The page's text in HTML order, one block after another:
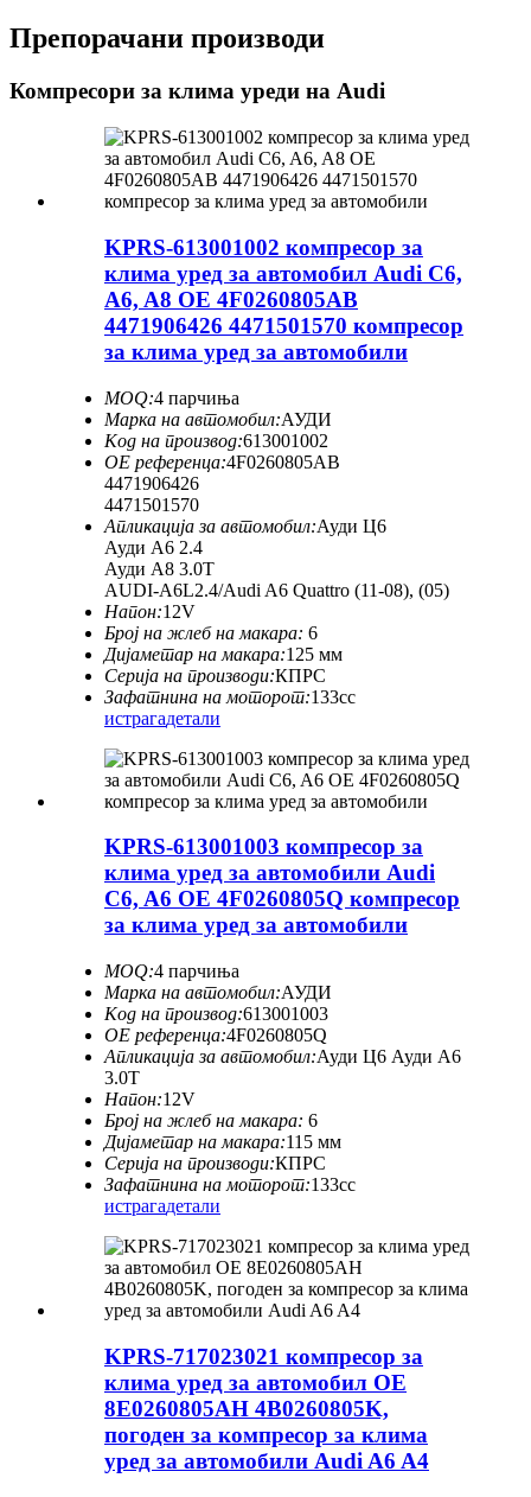
Препорачани производи
Компресори за клима уреди на Audi
KPRS-613001002 компресор за
клима уред за автомобил Audi C6,
A6, A8 OE 4F0260805AB
4471906426 4471501570 компресор
за клима уред за автомобили
MOQ:4 парчиња
Марка на автомобил:АУДИ
Код на производ:613001002
ОЕ референца:4F0260805AB
4471906426
4471501570
Апликација за автомобил:Ауди Ц6
Ауди А6 2.4
Ауди А8 3.0Т
AUDI-A6L2.4/Audi A6 Quattro (11-08), (05)
Напон:12V
Број на жлеб на макара: 6
Дијаметар на макара:125 мм
Серија на производи:КПРС
Зафатнина на моторот:133cc
истрагадетали
KPRS-613001003 компресор за
клима уред за автомобили Audi
C6, A6 OE 4F0260805Q компресор
за клима уред за автомобили
MOQ:4 парчиња
Марка на автомобил:АУДИ
Код на производ:613001003
ОЕ референца:4F0260805Q
Апликација за автомобил:Ауди Ц6 Ауди А6
3.0Т
Напон:12V
Број на жлеб на макара: 6
Дијаметар на макара:115 мм
Серија на производи:КПРС
Зафатнина на моторот:133cc
истрагадетали
KPRS-717023021 компресор за
клима уред за автомобил OE
8E0260805AH 4B0260805K,
погоден за компресор за клима
уред за автомобили Audi A6 A4